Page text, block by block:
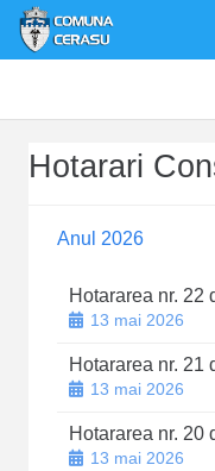
Hotarari
Anul 2026
Hotararea nr. 22
13 mai 2026
Hotararea nr. 21
13 mai 2026
Hotararea nr. 20
13 mai 2026